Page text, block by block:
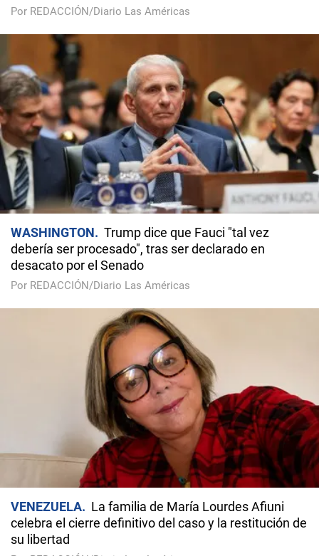
Por REDACCIÓN/Diario Las Américas
WASHINGTON
Trump dice que Fauci "tal vez
debería ser procesado", tras ser declarado en
desacato por el Senado
Por REDACCIÓN/Diario Las Américas
VENEZUELA
La familia de María Lourdes Afiuni
celebra el cierre definitivo del caso y la restitución de
su libertad